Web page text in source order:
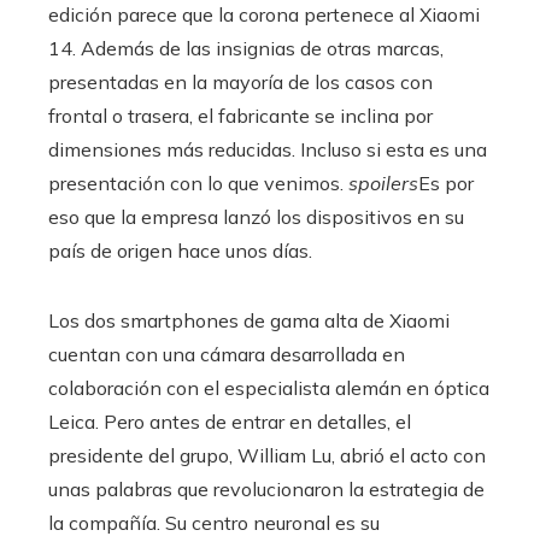
edición parece que la corona pertenece al Xiaomi
14. Además de las insignias de otras marcas,
presentadas en la mayoría de los casos con
frontal o trasera, el fabricante se inclina por
dimensiones más reducidas. Incluso si esta es una
presentación con lo que venimos. spoilersEs por
eso que la empresa lanzó los dispositivos en su
país de origen hace unos días.
Los dos smartphones de gama alta de Xiaomi
cuentan con una cámara desarrollada en
colaboración con el especialista alemán en óptica
Leica. Pero antes de entrar en detalles, el
presidente del grupo, William Lu, abrió el acto con
unas palabras que revolucionaron la estrategia de
la compañía. Su centro neuronal es su